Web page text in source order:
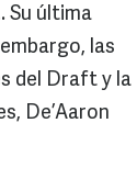
. Su última
las
del Draft y la
De’Aaron